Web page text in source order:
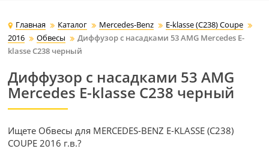
Главная Каталог Mercedes-Benz
E-klasse (C238) Coupe
2016
Обвесы
Диффузор с насадками 53 AMG Mercedes E-
klasse C238 черный
Диффузор с насадками 53 AMG
Mercedes E-klasse C238 черный
Ищете Обвесы для MERCEDES-BENZ E-KLASSE (C238)
COUPE 2016 г.в.?